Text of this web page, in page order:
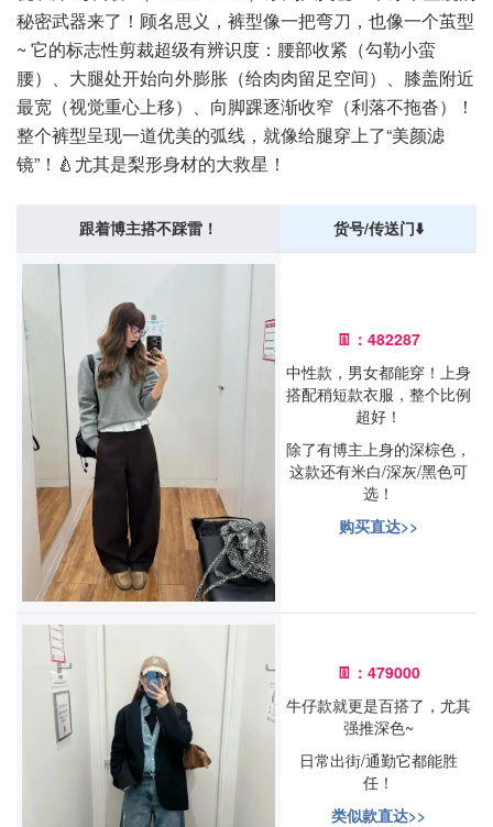
秘密武器来了！顾名思义，裤型像一把弯刀，也像一个茧型
~ 它的标志性剪裁超级有辨识度：腰部收紧（勾勒小蛮
腰）、大腿处开始向外膨胀（给肉肉留足空间）、膝盖附近
最宽（视觉重心上移）、向脚踝逐渐收窄（利落不拖沓）！
整个裤型呈现一道优美的弧线，就像给腿穿上了“美颜滤
镜”！🍐尤其是梨形身材的大救星！
跟着博主搭不踩雷！ 货号/传送门⬇️
👖：482287
中性款，男女都能穿！上身
搭配稍短款衣服，整个比例
超好！
除了有博主上身的深棕色，
这款还有米白/深灰/黑色可
选！
购买直达>>
👖：479000
牛仔款就更是百搭了，尤其
强推深色~
日常出街/通勤它都能胜
任！
类似款直达>>